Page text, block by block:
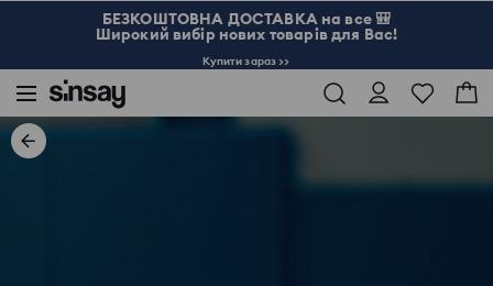
БЕЗКОШТОВНА ДОСТАВКА на все 🎒
Широкий вибір нових товарів для Вас!
Купити зараз >>